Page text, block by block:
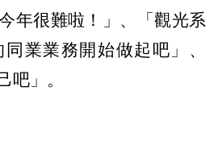
年很難啦！」、「觀光系
業業務開始做起吧」、
吧」。